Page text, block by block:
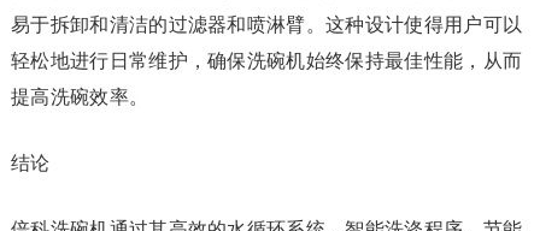
易于拆卸和清洁的过滤器和喷淋臂。这种设计使得用户可以
轻松地进行日常维护，确保洗碗机始终保持最佳性能，从而
提高洗碗效率。
结论